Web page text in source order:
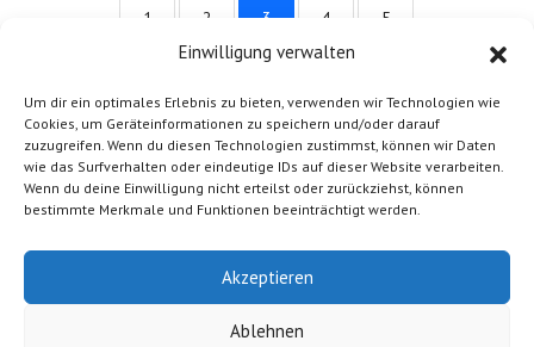
Einwilligung verwalten
Um dir ein optimales Erlebnis zu bieten, verwenden wir Technologien wie
Cookies, um Geräteinformationen zu speichern und/oder darauf
zuzugreifen. Wenn du diesen Technologien zustimmst, können wir Daten
wie das Surfverhalten oder eindeutige IDs auf dieser Website verarbeiten.
Wenn du deine Einwilligung nicht erteilst oder zurückziehst, können
bestimmte Merkmale und Funktionen beeinträchtigt werden.
Akzeptieren
Ablehnen
1 2 3 4 5
AGB